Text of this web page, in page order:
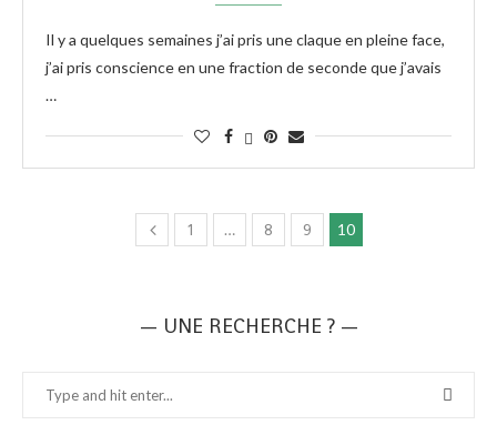
Il y a quelques semaines j’ai pris une claque en pleine face,
j’ai pris conscience en une fraction de seconde que j’avais
…
1 … 8 9 10
— UNE RECHERCHE ? —